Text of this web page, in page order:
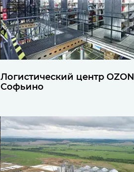
Логистический центр OZON
Софьино